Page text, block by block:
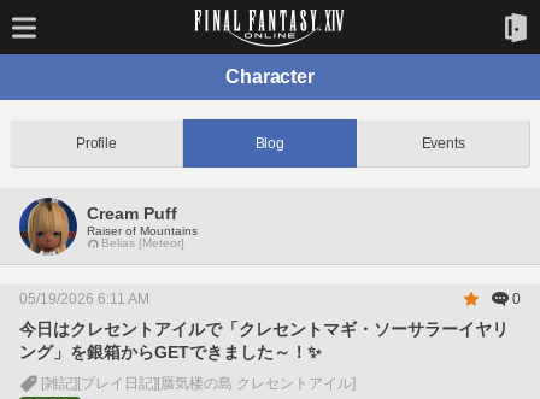
Character
Profile Blog Events
Cream Puff
Raiser of Mountains
Belias [Meteor]
05/19/2026 6:11 AM 0
今日はクレセントアイルで「クレセントマギ・ソーサラーイヤリ
ング」を銀箱からGETできました～！✨
[雑記] [プレイ日記] [蜃気楼の島 クレセントアイル]